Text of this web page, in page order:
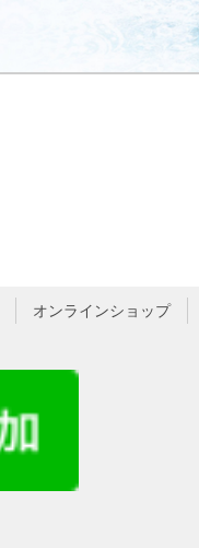
オンラインショップ